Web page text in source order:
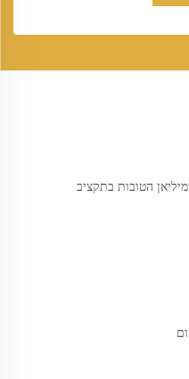
הטובות בתקציב